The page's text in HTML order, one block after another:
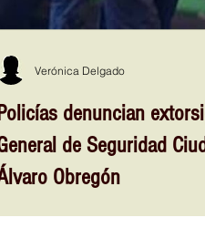
Policías denuncian
de Seguridad
Obregón
Verónica Delgado